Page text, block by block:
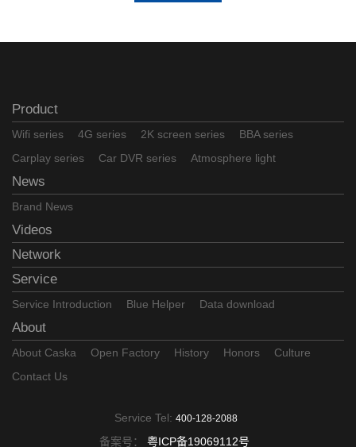
Product
Wifi series 4G series 2K screen series
BBA series
Carplay series
Car DVR series Atmosphere light
News
Brand News
Videos
Network
Service
Service Introduction Blue Helper Data download
About
About Caska Open Factory History Honors
Culture
Contact Us
Service Tel: 400-128-2088
备案号： 粤ICP备19069112号